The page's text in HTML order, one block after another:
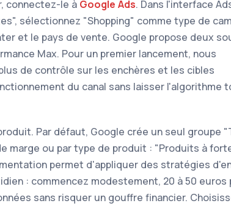
connectez-le à Google Ads. Dans l'interface
sélectionnez "Shopping" comme type de
et le pays de vente. Google propose deux
Max. Pour un premier lancement, nous
de contrôle sur les enchères et les cibles
du canal sans laisser l'algorithme
Par défaut, Google crée un seul groupe
marge ou par type de produit : "Produits à
permet d'appliquer des stratégies
: commencez modestement, 20 à 50 euros
sans risquer un gouffre financier.